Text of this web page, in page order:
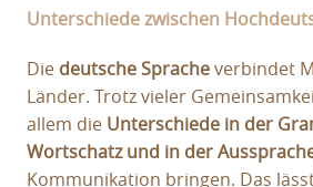
Unterschiede zwischen
Die deutsche Spracheverbindet
Länder. Trotz vieler
allem die Unterschiede in der
Wortschatz und in der
Kommunikation bringen. Das